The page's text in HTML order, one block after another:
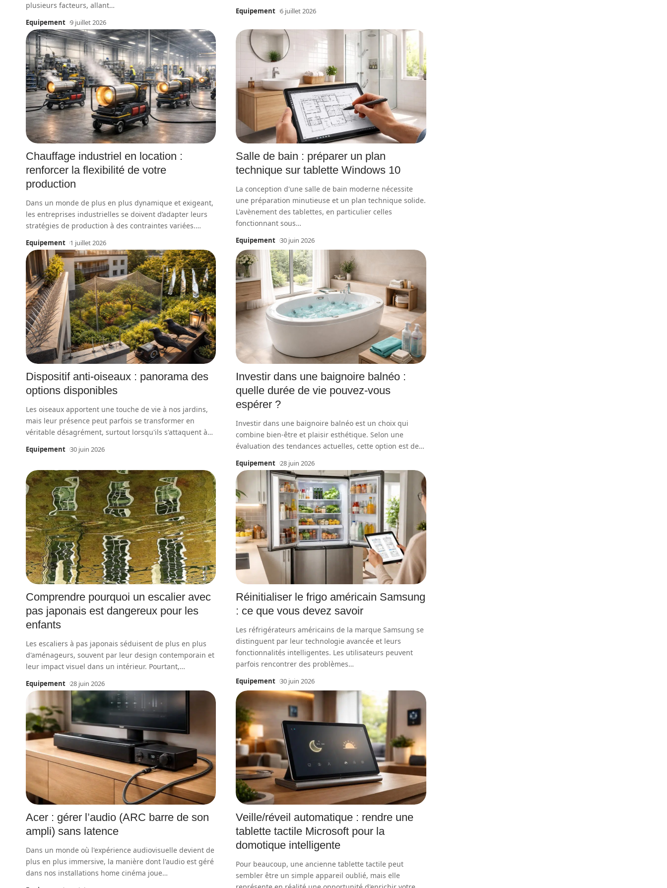
plusieurs facteurs, allant…
Equipement 9 juillet 2026
Equipement 6 juillet 2026
Chauffage industriel en location :
renforcer la flexibilité de votre
production
Dans un monde de plus en plus dynamique et exigeant,
les entreprises industrielles se doivent d’adapter leurs
stratégies de production à des contraintes variées.…
Equipement 1 juillet 2026
Salle de bain : préparer un plan
technique sur tablette Windows 10
La conception d'une salle de bain moderne nécessite
une préparation minutieuse et un plan technique solide.
L'avènement des tablettes, en particulier celles
fonctionnant sous…
Equipement 30 juin 2026
Dispositif anti-oiseaux : panorama des
options disponibles
Les oiseaux apportent une touche de vie à nos jardins,
mais leur présence peut parfois se transformer en
véritable désagrément, surtout lorsqu'ils s'attaquent à…
Equipement 30 juin 2026
Investir dans une baignoire balnéo :
quelle durée de vie pouvez-vous
espérer ?
Investir dans une baignoire balnéo est un choix qui
combine bien-être et plaisir esthétique. Selon une
évaluation des tendances actuelles, cette option est de…
Equipement 28 juin 2026
Comprendre pourquoi un escalier avec
pas japonais est dangereux pour les
enfants
Les escaliers à pas japonais séduisent de plus en plus
d'aménageurs, souvent par leur design contemporain et
leur impact visuel dans un intérieur. Pourtant,…
Equipement 28 juin 2026
Réinitialiser le frigo américain Samsung
: ce que vous devez savoir
Les réfrigérateurs américains de la marque Samsung se
distinguent par leur technologie avancée et leurs
fonctionnalités intelligentes. Les utilisateurs peuvent
parfois rencontrer des problèmes…
Equipement 30 juin 2026
Acer : gérer l’audio (ARC barre de son
ampli) sans latence
Dans un monde où l'expérience audiovisuelle devient de
plus en plus immersive, la manière dont l'audio est géré
dans nos installations home cinéma joue…
Veille/réveil automatique : rendre une
tablette tactile Microsoft pour la
domotique intelligente
Pour beaucoup, une ancienne tablette tactile peut
sembler être un simple appareil oublié, mais elle